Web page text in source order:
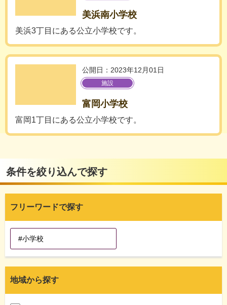
美浜南小学校
美浜3丁目にある公立小学校です。
公開日：2023年12月01日
施設
富岡小学校
富岡1丁目にある公立小学校です。
条件を絞り込んで探す
フリーワードで探す
地域から探す